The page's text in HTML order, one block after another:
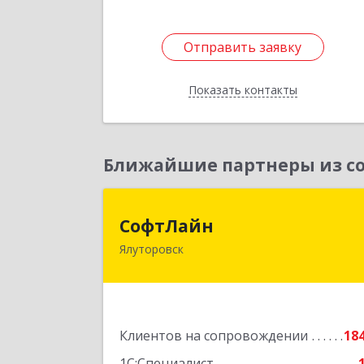
Отправить заявку
Показать контакты
Отправить заявку
Назад
Ближайшие партнеры из
СофтЛайн
Ялуторовск
Клиентов на сопровождении
627010, Тюменская обл, Ялуторовский